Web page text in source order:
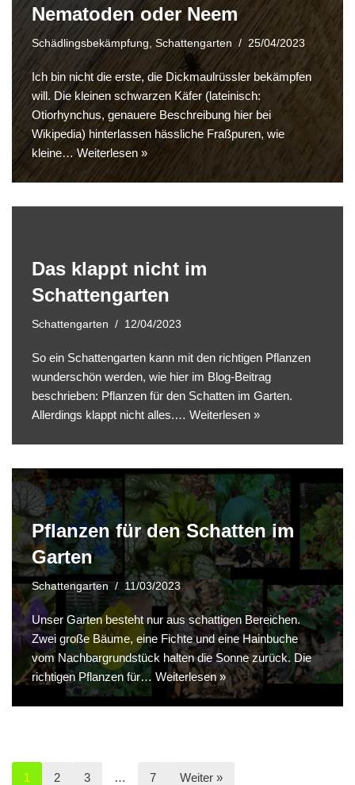
Nematoden oder Neem
Schädlingsbekämpfung Schattengarten 25/04/2023
Ich bin nicht die erste, die Dickmaulrüssler bekämpfen
will. Die kleinen schwarzen Käfer (lateinisch:
Otiorhynchus, genauere Beschreibung hier bei
Wikipedia) hinterlassen hässliche Fraßpuren, wie
kleine…Weiterlesen »
Das klappt nicht im
Schattengarten
Schattengarten 12/04/2023
So ein Schattengarten kann mit den richtigen Pflanzen
wunderschön werden, wie hier im Blog-Beitrag
beschrieben: Pflanzen für den Schatten im Garten.
Allerdings klappt nicht alles.… Weiterlesen »
Pflanzen für den Schatten im
Garten
Schattengarten 11/03/2023
Unser Garten besteht nur aus schattigen Bereichen.
Zwei große Bäume, eine Fichte und eine Hainbuche
vom Nachbargrundstück halten die Sonne zurück. Die
richtigen Pflanzen für… Weiterlesen »
1 2 3 … 7 Weiter »